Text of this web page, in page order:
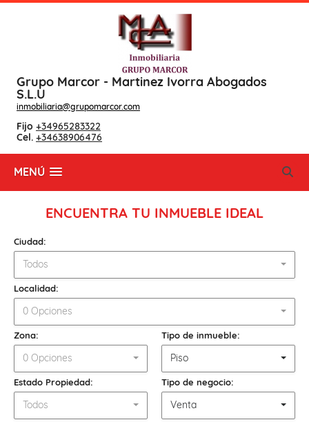
Grupo Marcor - Martinez Ivorra Abogados
S.L.U
inmobiliaria@grupomarcor.com
Fijo +34965283322
Cel. +34638906476
MENÚ
ENCUENTRA TU INMUEBLE IDEAL
Ciudad:
Todos
Localidad:
0 Opciones
Zona:
0 Opciones
Tipo de inmueble:
Piso
Estado Propiedad:
Todos
Tipo de negocio:
Venta